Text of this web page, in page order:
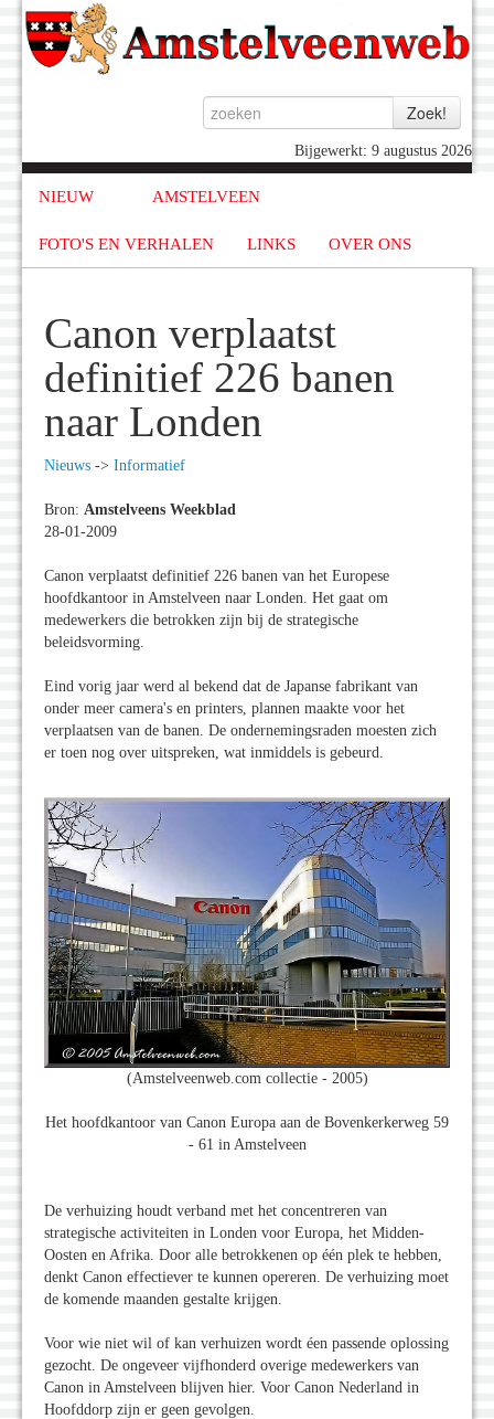
Bijgewerkt: 9 augustus 2026
NIEUW AMSTELVEEN
FOTO'S EN VERHALEN LINKS OVER ONS
Canon verplaatst
definitief 226 banen
naar Londen
Nieuws -> Informatief
Bron: Amstelveens Weekblad
28-01-2009
Canon verplaatst definitief 226 banen van het Europese
hoofdkantoor in Amstelveen naar Londen. Het gaat om
medewerkers die betrokken zijn bij de strategische
beleidsvorming.
Eind vorig jaar werd al bekend dat de Japanse fabrikant van
onder meer camera's en printers, plannen maakte voor het
verplaatsen van de banen. De ondernemingsraden moesten zich
er toen nog over uitspreken, wat inmiddels is gebeurd.
(Amstelveenweb.com collectie - 2005)
Het hoofdkantoor van Canon Europa aan de Bovenkerkerweg 59
- 61 in Amstelveen
De verhuizing houdt verband met het concentreren van
strategische activiteiten in Londen voor Europa, het Midden-
Oosten en Afrika. Door alle betrokkenen op één plek te hebben,
denkt Canon effectiever te kunnen opereren. De verhuizing moet
de komende maanden gestalte krijgen.
Voor wie niet wil of kan verhuizen wordt éen passende oplossing
gezocht. De ongeveer vijfhonderd overige medewerkers van
Canon in Amstelveen blijven hier. Voor Canon Neder­land in
Hoofddorp zijn er geen gevolgen.